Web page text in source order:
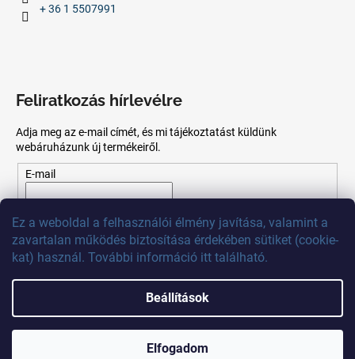
Ez a weboldal a felhasználói élmény javítása, valamint a
zavartalan működés biztosítása érdekében sütiket (cookie-
kat) használ. További információ itt található.
Beállítások
Elfogadom
+ 36 1 5507991
Feliratkozás hírlevélre
Adja meg az e-mail címét, és mi tájékoztatást küldünk
webáruházunk új termékeiről.
E-mail
szabályzatot.
FELIRATKOZÁS
MB Calibr. Minden jog fenntartva.